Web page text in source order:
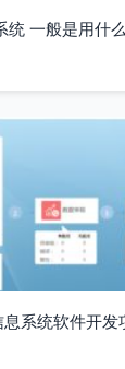
统 一般是用什
系统软件开发